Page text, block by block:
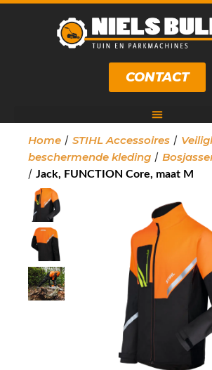
CONTACT
Home / STIHL Accessoires /
beschermende kleding /
/ Jack, FUNCTION Core, maat M